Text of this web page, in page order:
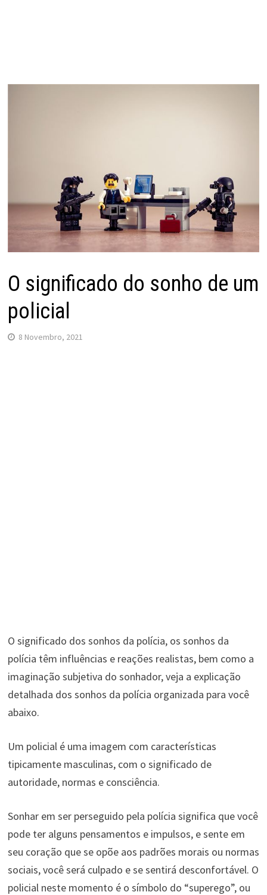
O significado do sonho de um
policial
8 Novembro, 2021
O significado dos sonhos da polícia, os sonhos da
polícia têm influências e reações realistas, bem como a
imaginação subjetiva do sonhador, veja a explicação
detalhada dos sonhos da polícia organizada para você
abaixo.
Um policial é uma imagem com características
tipicamente masculinas, com o significado de
autoridade, normas e consciência.
Sonhar em ser perseguido pela polícia significa que você
pode ter alguns pensamentos e impulsos, e sente em
seu coração que se opõe aos padrões morais ou normas
sociais, você será culpado e se sentirá desconfortável. O
policial neste momento é o símbolo do “superego”, ou